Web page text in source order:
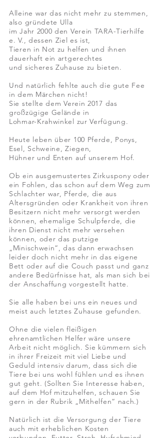
Alleine war das nicht mehr zu stemmen,
also gründete Ulla
im Jahr 2000 den Verein TARA-Tierhilfe
e. V., dessen Ziel es ist,
Tieren in Not zu helfen und ihnen
dauerhaft ein artgerechtes
und sicheres Zuhause zu bieten.
Und natürlich fehlte auch die gute Fee
in dem Märchen nicht!
Sie stellte dem Verein 2017 das
großzügige Gelände in
Lohmar-Krahwinkel zur Verfügung.
Heute leben über 100 Pferde, Ponys,
Esel, Schweine, Ziegen,
Hühner und Enten auf unserem Hof.
Ob ein ausgemustertes Zirkuspony oder
ein Fohlen, das schon auf dem Weg zum
Schlachter war, Pferde, die aus
Altersgründen oder Krankheit von ihren
Besitzern nicht mehr versorgt werden
können, ehemalige Schulpferde, die
ihren Dienst nicht mehr versehen
können, oder das putzige
„Minischwein“, das dann erwachsen
leider doch nicht mehr in das eigene
Bett oder auf die Couch passt und ganz
andere Bedürfnisse hat, als man sich bei
der Anschaffung vorgestellt hatte.
Sie alle haben bei uns ein neues und
meist auch letztes Zuhause gefunden.
Ohne die vielen fleißigen
ehrenamtlichen Helfer wäre unsere
Arbeit nicht möglich. Sie kümmern sich
in ihrer Freizeit mit viel Liebe und
Geduld intensiv darum, dass sich die
Tiere bei uns wohl fühlen und es ihnen
gut geht. (Sollten Sie Interesse haben,
auf dem Hof mitzuhelfen, schauen Sie
gern in der Rubrik „Mithelfen“ nach.)
Natürlich ist die Versorgung der Tiere
auch mit erheblichen Kosten